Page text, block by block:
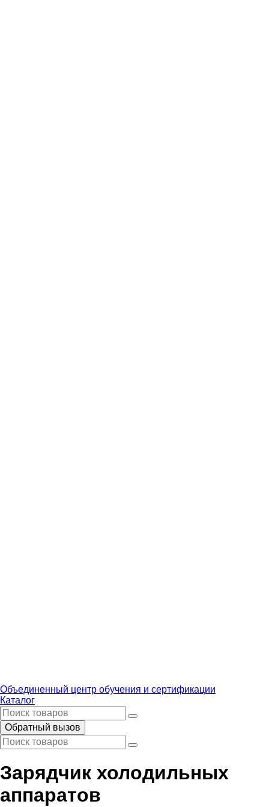
Объединенный центр обучения и сертификации
Каталог
Обратный вызов
Зарядчик холодильных
аппаратов